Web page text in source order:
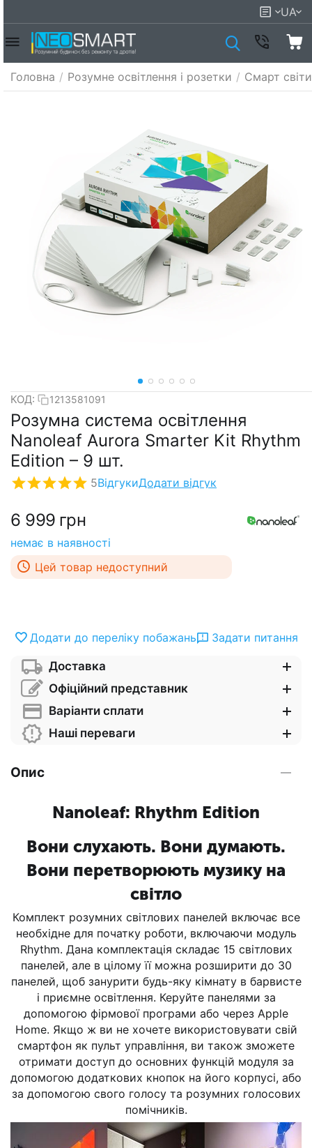
UA
Головна / Розумне освітлення і розетки / Смарт
КОД: 1213581091
Розумна система освітлення
Nanoleaf Aurora Smarter Kit Rhythm
Edition – 9 шт.
5ВідгукиДодати відгук
6 999 грн
немає в наявності
Цей товар недоступний
Додати до переліку побажань Задати питання
Доставка
Офіційний представник
Варіанти сплати
Наші переваги
Опис
Nanoleaf: Rhythm Edition
Вони слухають. Вони думають.
Вони перетворюють музику на
світло
Комплект розумних світлових панелей включає все
необхідне для початку роботи, включаючи модуль
Rhythm. Дана комплектація складає 15 світлових
панелей, але в цілому її можна розширити до 30
панелей, щоб занурити будь-яку кімнату в барвисте
і приємне освітлення. Керуйте панелями за
допомогою фірмової програми або через Apple
Home. Якщо ж ви не хочете використовувати свій
смартфон як пульт управління, ви також зможете
отримати доступ до основних функцій модуля за
допомогою додаткових кнопок на його корпусі, або
за допомогою свого голосу та розумних голосових
помічників.